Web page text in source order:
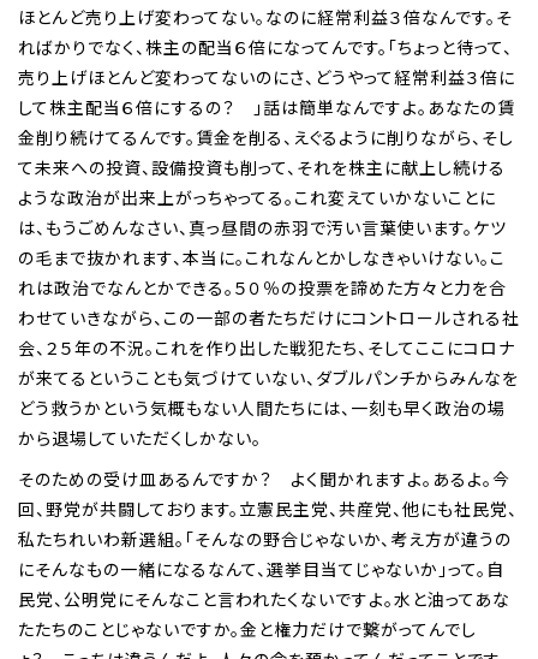
ほとんど売り上げ変わってない。なのに経常利益３倍なんです。そ
ればかりでなく、株主の配当６倍になってんです。「ちょっと待って、
売り上げほとんど変わってないのにさ、どうやって経常利益３倍に
して株主配当６倍にするの？ 」話は簡単なんですよ。あなたの賃
金削り続けてるんです。賃金を削る、えぐるように削りながら、そし
て未来への投資、設備投資も削って、それを株主に献上し続ける
ような政治が出来上がっちゃってる。これ変えていかないことに
は、もうごめんなさい、真っ昼間の赤羽で汚い言葉使います。ケツ
の毛まで抜かれます、本当に。これなんとかしなきゃいけない。こ
れは政治でなんとかできる。５０％の投票を諦めた方々と力を合
わせていきながら、この一部の者たちだけにコントロールされる社
会、２５年の不況。これを作り出した戦犯たち、そしてここにコロナ
が来てるということも気づけていない、ダブルパンチからみんなを
どう救うかという気概もない人間たちには、一刻も早く政治の場
から退場していただくしかない。
そのための受け皿あるんですか？ よく聞かれますよ。あるよ。今
回、野党が共闘しております。立憲民主党、共産党、他にも社民党、
私たちれいわ新選組。「そんなの野合じゃないか、考え方が違うの
にそんなもの一緒になるなんて、選挙目当てじゃないか」って。自
民党、公明党にそんなこと言われたくないですよ。水と油ってあな
たたちのことじゃないですか。金と権力だけで繋がってんでし